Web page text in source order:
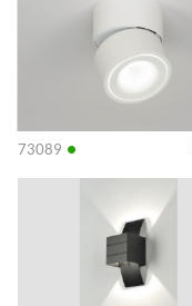
73089 •
Info